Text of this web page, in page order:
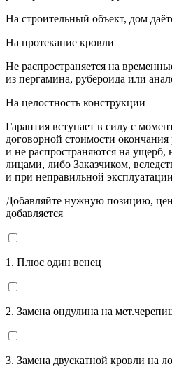
На строительный объект, дом
На протекание кровли
Не распространяется на
из пергамина, рубероида или
На целостность конструкции
Гарантия вступает в силу с
договорной стоимости
и не распространяются на ущерб,
лицами, либо Заказчиком,
и при неправильной
Добавляйте нужную позицию,
добавляется
1. Плюс один венец
2. Замена ондулина на
3. Замена двускатной кровли на